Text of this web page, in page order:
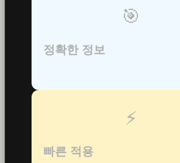
🎯
정확한 정보
⚡
빠른 적용